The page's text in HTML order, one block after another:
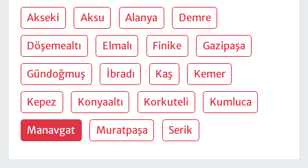
Akseki Aksu Alanya Demre
Döşemealtı Elmalı Finike Gazipaşa
Gündoğmuş İbradı Kaş Kemer
Kepez Konyaaltı Korkuteli Kumluca
Manavgat Muratpaşa Serik